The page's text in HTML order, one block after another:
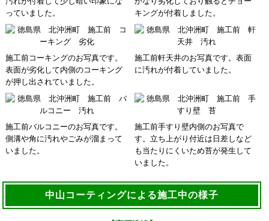
っていました。
キングが付着しました。
施工前コーキングのお写真です。
表面が劣化して内側のコーキング
が押し出されていました。
施工前軒天井のお写真です。表面
に汚れが付着していました。
施工前バルコニーのお写真です。
側溝や角に汚れやごみが溜まって
いました。
施工前手すり壁内側のお写真で
す。立ち上がり付近は日差しなど
も当たりにくいため苔が発生して
いました。
中山コーティングによる施工中の様子